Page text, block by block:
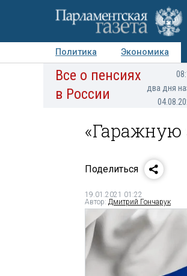
Политика Экономика
Авторы Персоны
Все о пенсиях
в России
два дня
«Гаражную
Поделиться
19.01.2021 01:22
Автор: Дмитрий Гончарук